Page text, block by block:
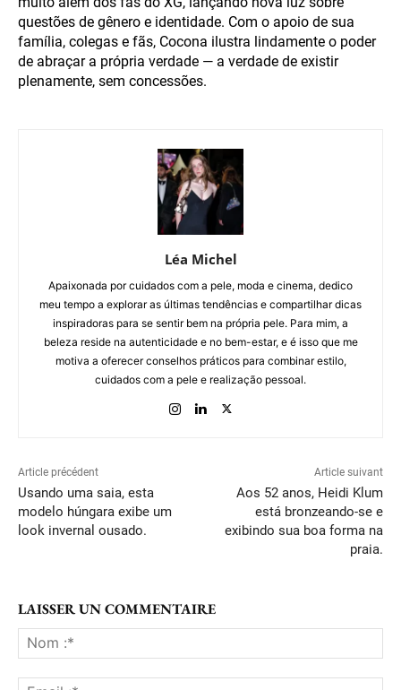
questões de gênero e identidade. Com o apoio de sua
família, colegas e fãs, Cocona ilustra lindamente o poder
de abraçar a própria verdade — a verdade de existir
plenamente, sem concessões.
Léa Michel
Apaixonada por cuidados com a pele, moda e cinema, dedico
meu tempo a explorar as últimas tendências e compartilhar dicas
inspiradoras para se sentir bem na própria pele. Para mim, a
beleza reside na autenticidade e no bem-estar, e é isso que me
motiva a oferecer conselhos práticos para combinar estilo,
cuidados com a pele e realização pessoal.
Article précédent
Usando uma saia, esta
modelo húngara exibe um
look invernal ousado.
Article suivant
Aos 52 anos, Heidi Klum
está bronzeando-se e
exibindo sua boa forma na
praia.
LAISSER UN COMMENTAIRE
:*